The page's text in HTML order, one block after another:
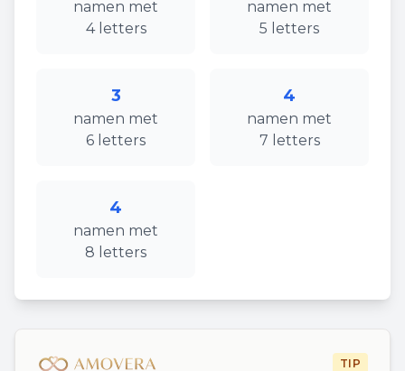
namen met
4letters
namen met
5 letters
3
namen met
6 letters
4
namen met
7 letters
4
namen met
8 letters
TIP